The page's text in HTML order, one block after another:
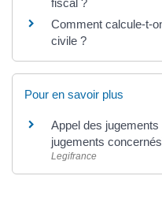
fiscal ?
Comment calcule-t-
civile ?
Pour en savoir plus
Appel des
jugements
Legifrance